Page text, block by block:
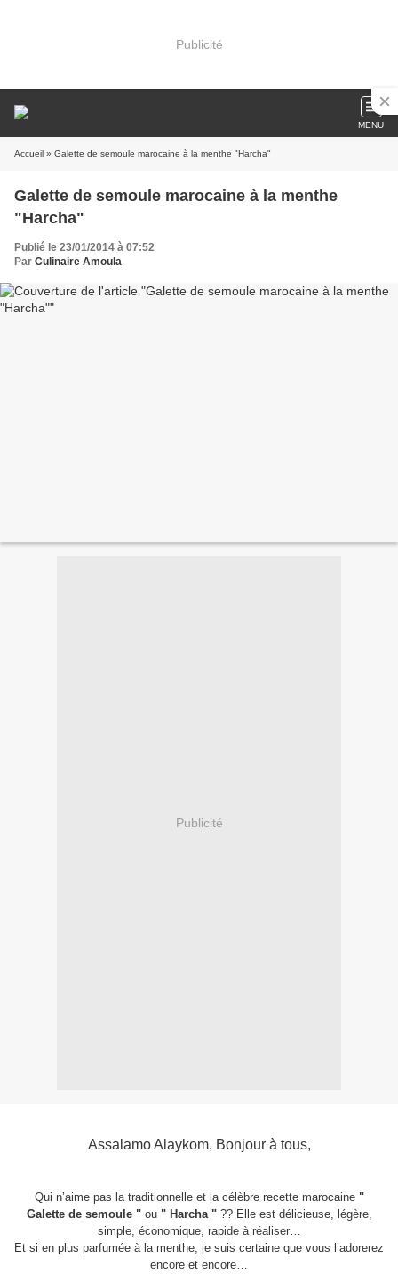
Publicité
MENU
Accueil » Galette de semoule marocaine à la menthe "Harcha"
Galette de semoule marocaine à la menthe
"Harcha"
Publié le 23/01/2014 à 07:52
Par Culinaire Amoula
Publicité
Assalamo Alaykom, Bonjour à tous,
Qui n’aime pas la traditionnelle et la célèbre recette marocaine "
Galette de semoule "ou " Harcha "?? Elle est délicieuse, légère,
simple, économique, rapide à réaliser…
Et si en plus parfumée à la menthe, je suis certaine que vous l’adorerez
encore et encore…